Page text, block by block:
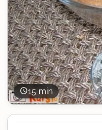
15 min